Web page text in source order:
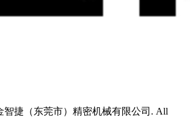
智捷（东莞市）精密机械有限公司. All